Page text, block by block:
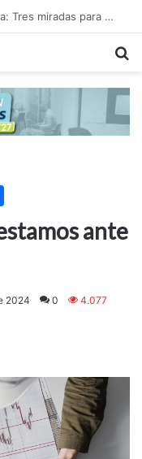
Congreso de Agronegocios Córdoba: Tres miradas para interpretar el escenario y tomar mejores decisiones
ante
2024 0 4.077